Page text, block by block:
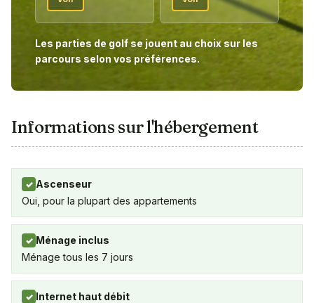
Les parties de golf se jouent au choix sur les
parcours selon vos préférences.
Informations sur l'hébergement
✓ Ascenseur
Oui, pour la plupart des appartements
✓ Ménage inclus
Ménage tous les 7 jours
✓ Internet haut débit